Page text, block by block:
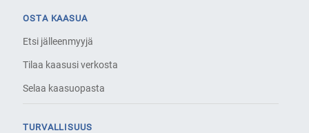
OSTA KAASUA
Etsi jälleenmyyjä
Tilaa kaasusi verkosta
Selaa kaasuopasta
TURVALLISUUS